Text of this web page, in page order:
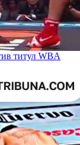
титул WBA